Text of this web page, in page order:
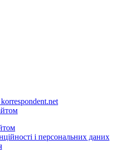
і персональних даних